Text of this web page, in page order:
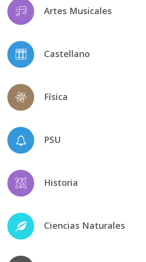
Artes Musicales
Castellano
Física
PSU
Historia
Ciencias Naturales